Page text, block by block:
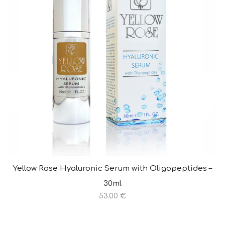
Yellow Rose Hyaluronic Serum with Oligopeptides –
30ml
53.00 €